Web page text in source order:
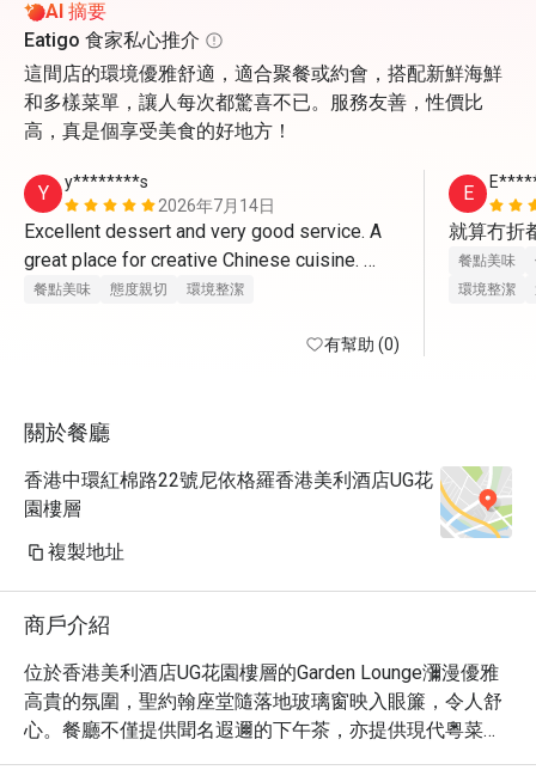
AI 摘要
Eatigo 食家私心推介
這間店的環境優雅舒適，適合聚餐或約會，搭配新鮮海鮮
和多樣菜單，讓人每次都驚喜不已。服務友善，性價比
高，真是個享受美食的好地方！
Y
y********s
2026年7月14日
Excellent dessert and very good service. A
great place for creative Chinese cuisine.
Highly recommended!
餐點美味 態度親切 環境整潔
有幫助 (0)
E
就算冇折
餐點美味
環境整潔
關於餐廳
香港中環紅棉路22號尼依格羅香港美利酒店UG花
園樓層
複製地址
商戶介紹
位於香港美利酒店UG花園樓層的Garden Lounge瀰漫優雅
高貴的氛圍，聖約翰座堂隨落地玻璃窗映入眼簾，令人舒
心。餐廳不僅提供聞名遐邇的下午茶，亦提供現代粵菜特
色餐單。由中菜及宴會部副行政總廚陳富榮師傅精心設計